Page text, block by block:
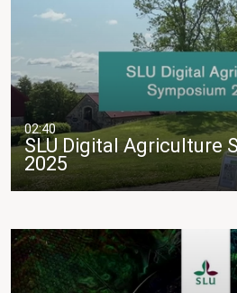
02:40
SLU Digital Agriculture
2025